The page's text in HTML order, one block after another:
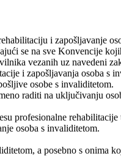
i zapošljavanje
se na sve Konvencije
vezanih uz navedeni
i zapošljavanja osoba s
osobe s invaliditetom.
raditi na uključivanju
profesionalne
osoba s invaliditetom.
a posebno s onima